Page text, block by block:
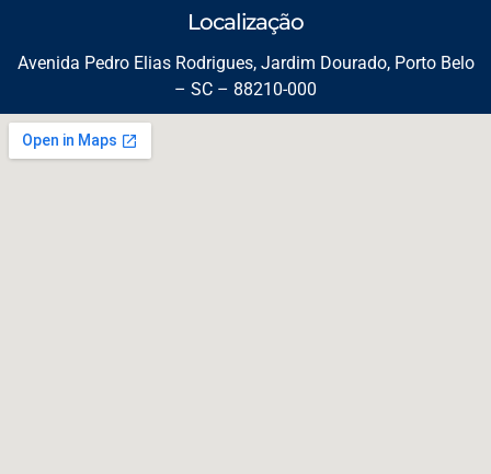
Localização
Avenida Pedro Elias Rodrigues, Jardim Dourado, Porto Belo
– SC – 88210-000